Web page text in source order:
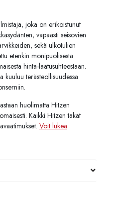
joka on erikoistunut
vapaasti seisovien
sekä ulkotulien
etenkin monipuolisesta
hinta-laatusuhteestaan.
terästeollisuudessa
huolimatta Hitzen
Kaikki Hitzen takat
Voit lukea